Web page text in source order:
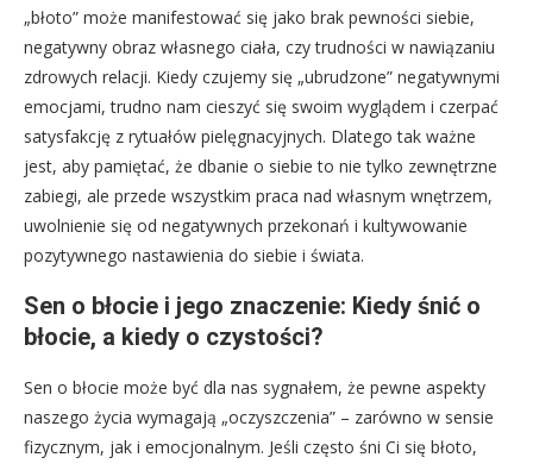
„błoto” może manifestować się jako brak pewności siebie,
negatywny obraz własnego ciała, czy trudności w nawiązaniu
zdrowych relacji. Kiedy czujemy się „ubrudzone” negatywnymi
emocjami, trudno nam cieszyć się swoim wyglądem i czerpać
satysfakcję z rytuałów pielęgnacyjnych. Dlatego tak ważne
jest, aby pamiętać, że dbanie o siebie to nie tylko zewnętrzne
zabiegi, ale przede wszystkim praca nad własnym wnętrzem,
uwolnienie się od negatywnych przekonań i kultywowanie
pozytywnego nastawienia do siebie i świata.
Sen o błocie i jego znaczenie: Kiedy śnić o
błocie, a kiedy o czystości?
Sen o błocie może być dla nas sygnałem, że pewne aspekty
naszego życia wymagają „oczyszczenia” – zarówno w sensie
fizycznym, jak i emocjonalnym. Jeśli często śni Ci się błoto,